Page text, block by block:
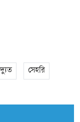
সেহরি